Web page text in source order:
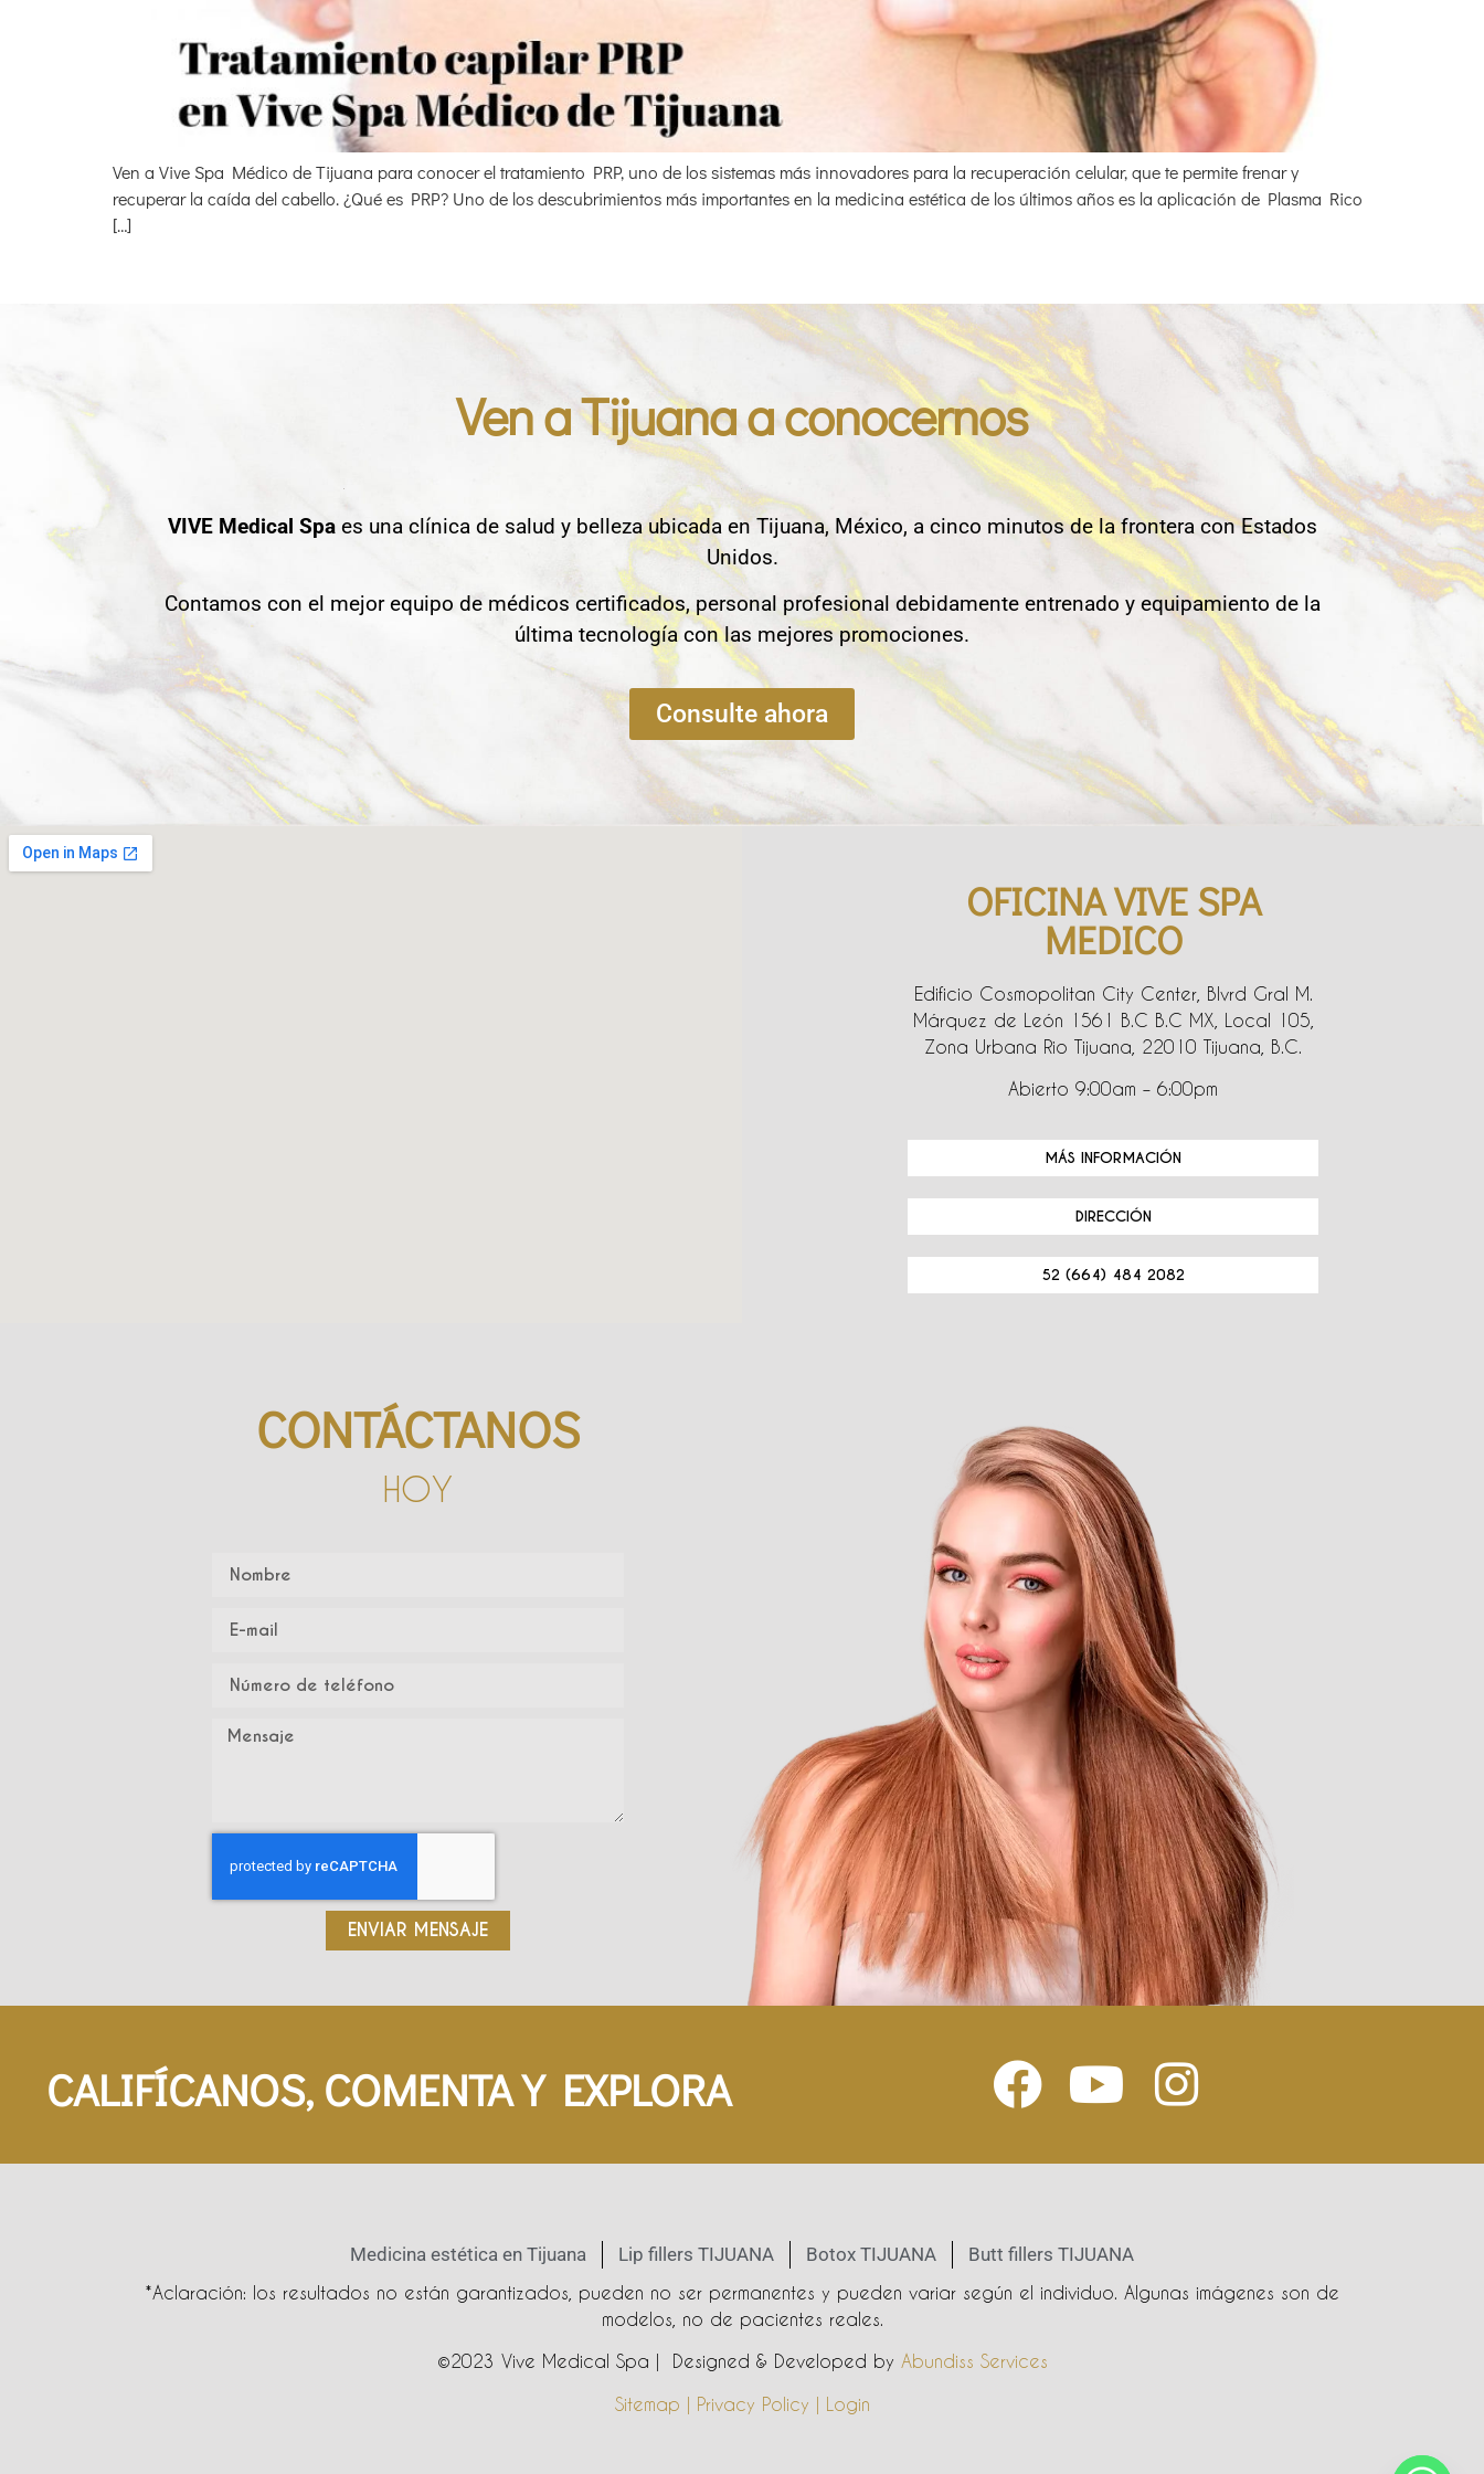
Ven a Vive Spa Médico de Tijuana para conocer el tratamiento PRP, uno de los sistemas más innovadores para la recuperación celular, que te permite frenar y
recuperar la caída del cabello. ¿Qué es PRP? Uno de los descubrimientos más importantes en la medicina estética de los últimos años es la aplicación de Plasma Rico
[…]
Ven a Tijuana a conocernos
VIVE Medical Spaes una clínica de salud y belleza ubicada en Tijuana, México, a cinco minutos de la frontera con Estados
Unidos.
Contamos con el mejor equipo de médicos certificados, personal profesional debidamente entrenado y equipamiento de la
última tecnología con las mejores promociones.
Consulte ahora
OFICINA VIVE SPA
MEDICO
Edificio Cosmopolitan City Center, Blvrd Gral M.
Márquez de León 1561 B.C B.C MX, Local 105,
Zona Urbana Rio Tijuana, 22010 Tijuana, B.C.
Abierto 9:00am – 6:00pm
MÁS INFORMACIÓN
DIRECCIÓN
52 (664) 484 2082
CONTÁCTANOS
HOY
ENVIAR MENSAJE
CALIFÍCANOS, COMENTA Y EXPLORA
Medicina estética en Tijuana Lip fillers TIJUANA Botox TIJUANA Butt fillers TIJUANA
*Aclaración: los resultados no están garantizados, pueden no ser permanentes y pueden variar según el individuo. Algunas imágenes son de
modelos, no de pacientes reales.
©2023 Vive Medical Spa | Designed & Developed by Abundiss Services
Sitemap | Privacy Policy | Login